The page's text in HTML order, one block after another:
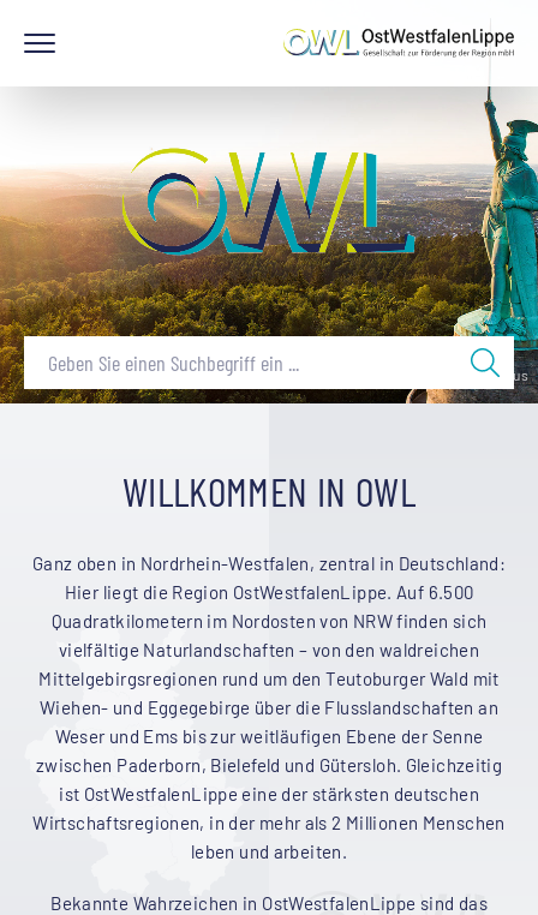
© Tourismus NRW e.V. / Teutoburger Wald Tourismus
WILLKOMMEN IN OWL
Ganz oben in Nordrhein-Westfalen, zentral in Deutschland:
Hier liegt die Region OstWestfalenLippe. Auf 6.500
Quadratkilometern im Nordosten von NRW finden sich
vielfältige Naturlandschaften – von den waldreichen
Mittelgebirgsregionen rund um den Teutoburger Wald mit
Wiehen- und Eggegebirge über die Flusslandschaften an
Weser und Ems bis zur weitläufigen Ebene der Senne
zwischen Paderborn, Bielefeld und Gütersloh. Gleichzeitig
ist OstWestfalenLippe eine der stärksten deutschen
Wirtschaftsregionen, in der mehr als 2 Millionen Menschen
leben und arbeiten.
Bekannte Wahrzeichen in OstWestfalenLippe sind das